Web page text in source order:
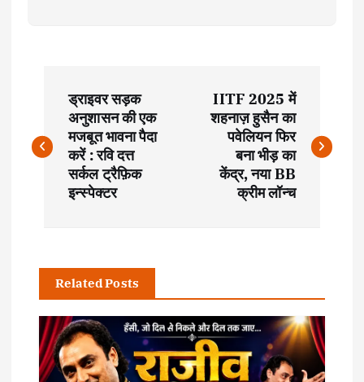
o
s
v
ड्राइवर सड़क
अनुशासन की एक
मजबूत भावना पैदा
करें : रवि दत्त
सर्कल ट्रैफ़िक
इन्स्पेक्टर
IITF 2025 में
शहनाज़ हुसैन का
पवेलियन फिर
बना भीड़ का
केंद्र, नया BB
क्रीम लॉन्च
Related Posts